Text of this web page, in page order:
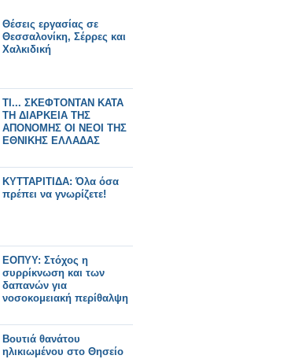
Θέσεις εργασίας σε
Θεσσαλονίκη, Σέρρες και
Χαλκιδική
ΤΙ... ΣΚΕΦΤΟΝΤΑΝ ΚΑΤΑ
ΤΗ ΔΙΑΡΚΕΙΑ ΤΗΣ
ΑΠΟΝΟΜΗΣ ΟΙ ΝΕΟΙ ΤΗΣ
ΕΘΝΙΚΗΣ ΕΛΛΑΔΑΣ
ΚΥΤΤΑΡΙΤΙΔΑ: Όλα όσα
πρέπει να γνωρίζετε!
ΕΟΠΥΥ: Στόχος η
συρρίκνωση και των
δαπανών για
νοσοκομειακή περίθαλψη
Βουτιά θανάτου
ηλικιωμένου στο Θησείο